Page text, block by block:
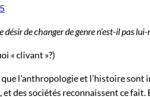
désir de changer de genre n’est-il pas
« clivant »?)
que l’anthropologie et l’histoire
des sociétés reconnaissent ce